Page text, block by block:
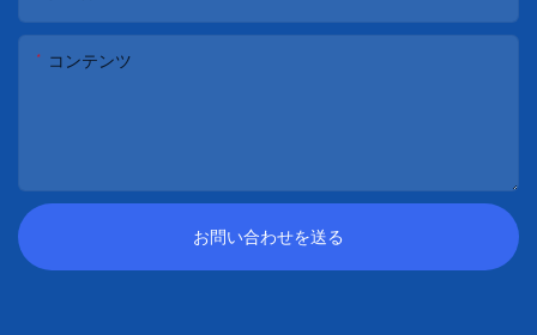
コンテンツ
お問い合わせを送る